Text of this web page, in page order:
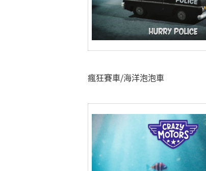
瘋狂賽車/海洋泡泡車